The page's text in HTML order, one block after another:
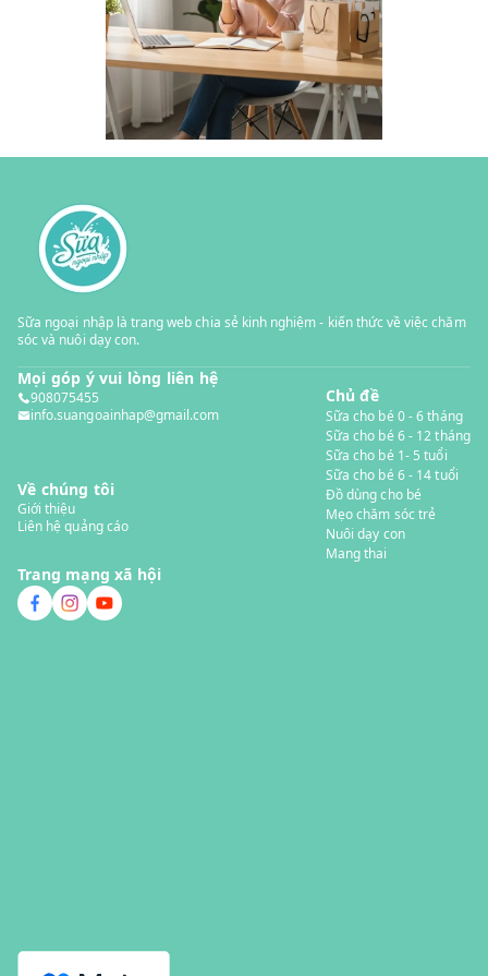
Sữa ngoại nhập là trang web chia sẻ kinh nghiệm - kiến thức về việc chăm
sóc và nuôi dạy con.
Mọi góp ý vui lòng liên hệ
908075455
info.suangoainhap@gmail.com
Về chúng tôi
Giới thiệu
Liên hệ quảng cáo
Trang mạng xã hội
Chủ đề
Sữa cho bé 0 - 6 tháng
Sữa cho bé 6 - 12 tháng
Sữa cho bé 1- 5 tuổi
Sữa cho bé 6 - 14 tuổi
Đồ dùng cho bé
Mẹo chăm sóc trẻ
Nuôi dạy con
Mang thai